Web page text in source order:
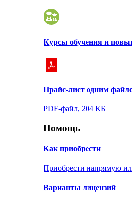
Курсы обучения и
Прайс-лист одним
PDF-файл, 204 КБ
Помощь
Как приобрести
Приобрести напрямую
Варианты лицензий